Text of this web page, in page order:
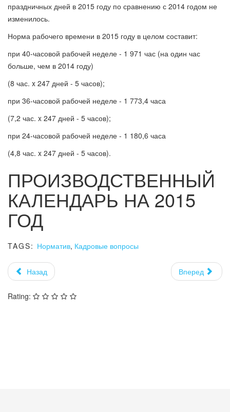
праздничных дней в 2015 году по сравнению с 2014 годом не
изменилось.
Норма рабочего времени в 2015 году в целом составит:
при 40-часовой рабочей неделе - 1 971 час (на один час
больше, чем в 2014 году)
(8 час. x 247 дней - 5 часов);
при 36-часовой рабочей неделе - 1 773,4 часа
(7,2 час. x 247 дней - 5 часов);
при 24-часовой рабочей неделе - 1 180,6 часа
(4,8 час. x 247 дней - 5 часов).
ПРОИЗВОДСТВЕННЫЙ
КАЛЕНДАРЬ НА 2015
ГОД
TAGS: Норматив, Кадровые вопросы
Назад Вперед
Rating: